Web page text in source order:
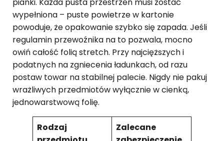
wypełniona – puste powietrze w kartonie
powoduje, że opakowanie szybko się zapada. Jeśli
regulamin przewoźnika na to pozwala, mocno
owiń całość folią stretch. Przy najcięższych i
podatnych na zgniecenia ładunkach, od razu
postaw towar na stabilnej palecie. Nigdy nie pakuj
wrażliwych przedmiotów wyłącznie w cienką,
jednowarstwową folię.
Rodzaj
Zalecane